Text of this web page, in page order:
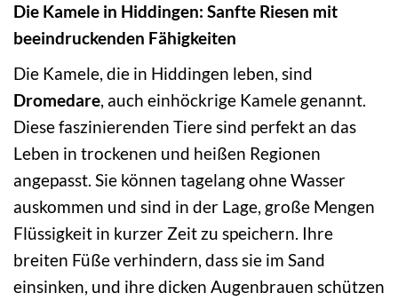
Die Kamele in Hiddingen: Sanfte Riesen mit
beeindruckenden Fähigkeiten
Die Kamele, die in Hiddingen leben, sind
Dromedare, auch einhöckrige Kamele genannt.
Diese faszinierenden Tiere sind perfekt an das
Leben in trockenen und heißen Regionen
angepasst. Sie können tagelang ohne Wasser
auskommen und sind in der Lage, große Mengen
Flüssigkeit in kurzer Zeit zu speichern. Ihre
breiten Füße verhindern, dass sie im Sand
einsinken, und ihre dicken Augenbrauen schützen